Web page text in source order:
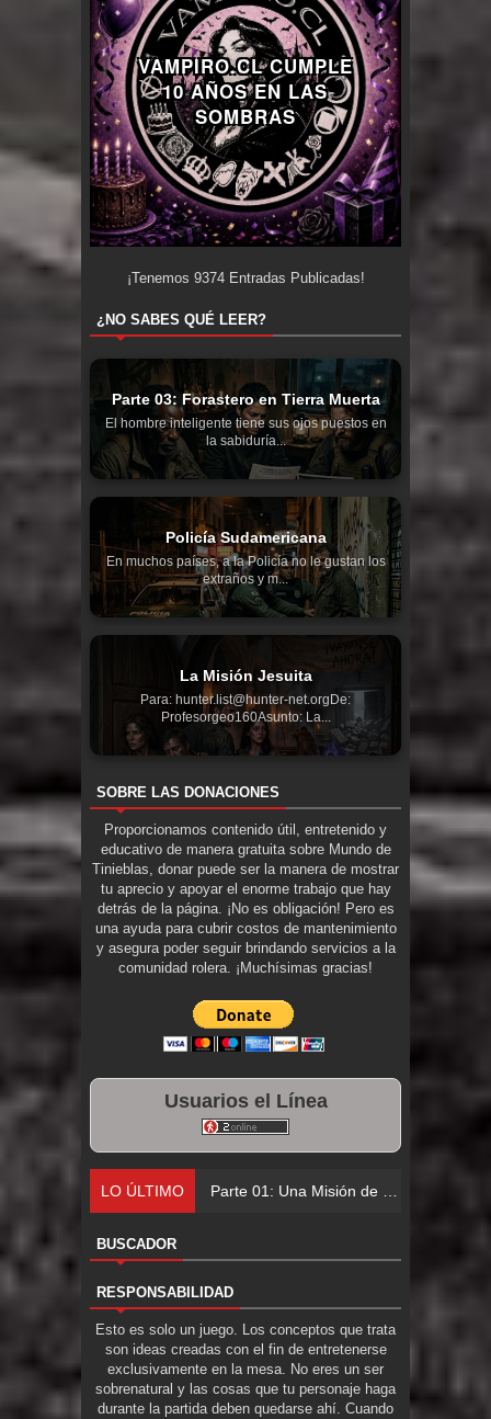
VAMPIRO.CL CUMPLE
10 AÑOS EN LAS
SOMBRAS
¡Tenemos 9374Entradas Publicadas!
¿NO SABES QUÉ LEER?
Parte 03: Forastero en Tierra Muerta
El hombre inteligente tiene sus ojos puestos en
la sabiduría...
Policía Sudamericana
En muchos países, a la Policía no le gustan los
extraños y m...
La Misión Jesuita
Para: hunter.list@hunter-net.orgDe:
Profesorgeo160Asunto: La...
SOBRE LAS DONACIONES
Proporcionamos contenido útil, entretenido y
educativo de manera gratuita sobre Mundo de
Tinieblas, donar puede ser la manera de mostrar
tu aprecio y apoyar el enorme trabajo que hay
detrás de la página. ¡No es obligación! Pero es
una ayuda para cubrir costos de mantenimiento
y asegura poder seguir brindando servicios a la
comunidad rolera. ¡Muchísimas gracias!
Usuarios el Línea
LO ÚLTIMO Parte 0
BUSCADOR
RESPONSABILIDAD
Esto es solo un juego. Los conceptos que trata
son ideas creadas con el fin de entretenerse
exclusivamente en la mesa. No eres un ser
sobrenatural y las cosas que tu personaje haga
durante la partida deben quedarse ahí. Cuando